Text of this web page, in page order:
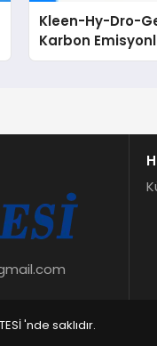
Kleen-Hy-Dro-
Karbon
Isıtma
'nde saklıdır.